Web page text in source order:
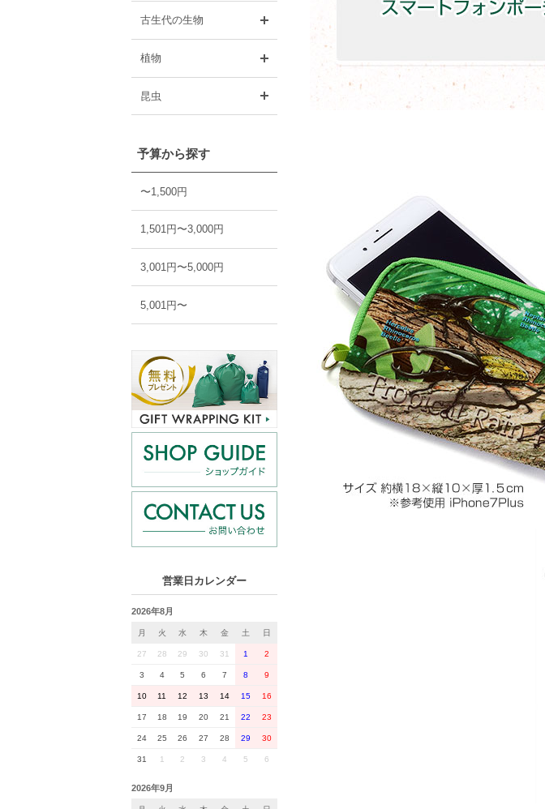
古生代の生物
植物
昆虫
予算から探す
〜1,500円
1,501円〜3,000円
3,001円〜5,000円
5,001円〜
営業日カレンダー
2026年8月
月 火 水 木 金 土 日
27 28 29 30 31 1 2
3 4 5 6 7 8 9
10 11 12 13 14 15 16
17 18 19 20 21 22 23
24 25 26 27 28 29 30
31 1 2 3 4 5 6
2026年9月